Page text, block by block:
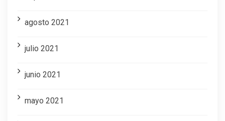
agosto 2021
julio 2021
junio 2021
mayo 2021